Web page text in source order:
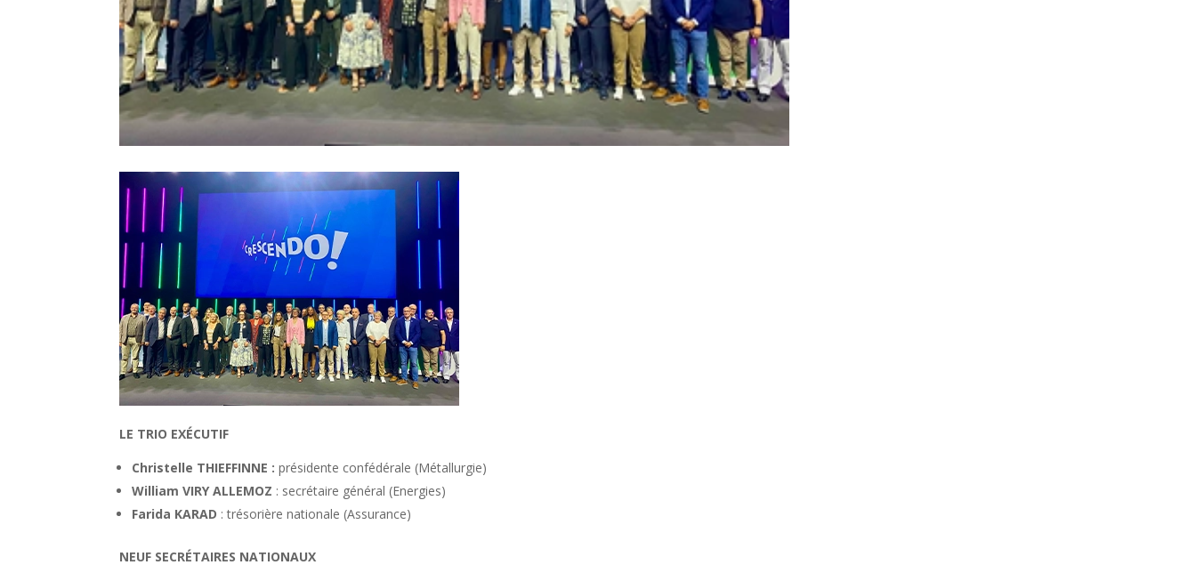
LE TRIO EXÉCUTIF
Christelle THIEFFINNE :présidente confédérale (Métallurgie)
William VIRY ALLEMOZ : secrétaire général (Energies)
Farida KARAD : trésorière nationale (Assurance)
NEUF SECRÉTAIRES NATIONAUX